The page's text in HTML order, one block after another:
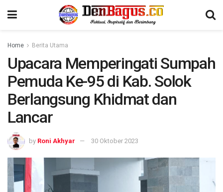
Home Berita Utama
Upacara Memperingati Sumpah
Pemuda Ke-95 di Kab. Solok
Berlangsung Khidmat dan
Lancar
by Roni Akhyar 30 Oktober 2023